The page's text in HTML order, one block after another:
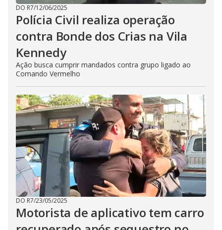
DO R7/12/06/2025
Polícia Civil realiza operação
contra Bonde dos Crias na Vila
Kennedy
Ação busca cumprir mandados contra grupo ligado ao
Comando Vermelho
DO R7/23/05/2025
Motorista de aplicativo tem carro